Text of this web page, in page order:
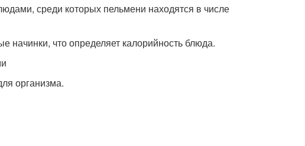
среди которых пельмени находятся в числе
начинки, что определяет калорийность блюда.
организма.